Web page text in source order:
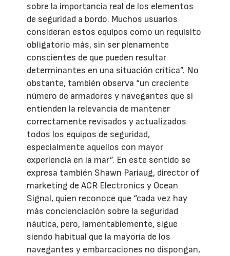
sobre la importancia real de los elementos
de seguridad a bordo. Muchos usuarios
consideran estos equipos como un requisito
obligatorio más, sin ser plenamente
conscientes de que pueden resultar
determinantes en una situación crítica”. No
obstante, también observa “un creciente
número de armadores y navegantes que sí
entienden la relevancia de mantener
correctamente revisados y actualizados
todos los equipos de seguridad,
especialmente aquellos con mayor
experiencia en la mar”. En este sentido se
expresa también Shawn Pariaug, director of
marketing de ACR Electronics y Ocean
Signal, quien reconoce que “cada vez hay
más concienciación sobre la seguridad
náutica, pero, lamentablemente, sigue
siendo habitual que la mayoría de los
navegantes y embarcaciones no dispongan,